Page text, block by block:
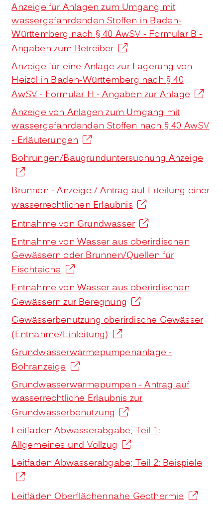
Anzeige für Anlagen zum Umgang mit
wassergefährdenden Stoffen in Baden-
Württemberg nach § 40 AwSV - Formular B -
Angaben zum Betreiber
Anzeige für eine Anlage zur Lagerung von
Heizöl in Baden-Württemberg nach § 40
AwSV - Formular H - Angaben zur Anlage
Anzeige von Anlagen zum Umgang mit
wassergefährdenden Stoffen nach § 40 AwSV
- Erläuterungen
Bohrungen/Baugrunduntersuchung Anzeige
Brunnen - Anzeige / Antrag auf Erteilung einer
wasserrechtlichen Erlaubnis
Entnahme von Grundwasser
Entnahme von Wasser aus oberirdischen
Gewässern oder Brunnen/Quellen für
Fischteiche
Entnahme von Wasser aus oberirdischen
Gewässern zur Beregnung
Gewässerbenutzung oberirdische Gewässer
(Entnahme/Einleitung)
Grundwasserwärmepumpenanlage -
Bohranzeige
Grundwasserwärmepumpen - Antrag auf
wasserrechtliche Erlaubnis zur
Grundwasserbenutzung
Leitfaden Abwasserabgabe; Teil 1:
Allgemeines und Vollzug
Leitfaden Abwasserabgabe; Teil 2: Beispiele
Leitfäden Oberflächennahe Geothermie